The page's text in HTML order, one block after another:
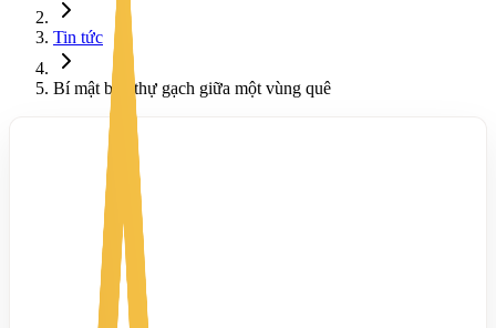
Tin tức
Bí mật biệt thự gạch giữa một vùng quê